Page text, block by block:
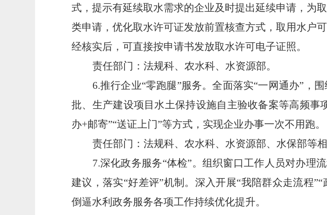
式，提示有延续取水需求的企业及时提出延续申请，为
类申请，优化取水许可证发放前置核查方式，取用水户
经核实后，可直接按申请书发放取水许可电子证照。
责任部门：法规科、农水科、水资源部。
6.推行企业“零跑腿”服务。全面落实“一网通办”，
批、生产建设项目水土保持设施自主验收备案等高频事
办+邮寄”“送证上门”等方式，实现企业办事一次不用跑。
责任部门：法规科、农水科、水资源部、水保部等相
7.深化政务服务“体检”。组织窗口工作人员对办理
建议，落实“好差评”机制。深入开展“我陪群众走流程
倒逼水利政务服务各项工作持续优化提升。